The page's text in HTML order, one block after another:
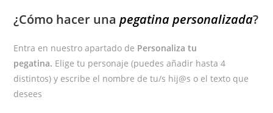
¿Cómo hacer unapegatina personalizada?
Entra en nuestro apartado de Personaliza tu
pegatina. Elige tu personaje (puedes añadir hasta 4
distintos) y escribe el nombre de tu/s hij@s o el texto que
desees